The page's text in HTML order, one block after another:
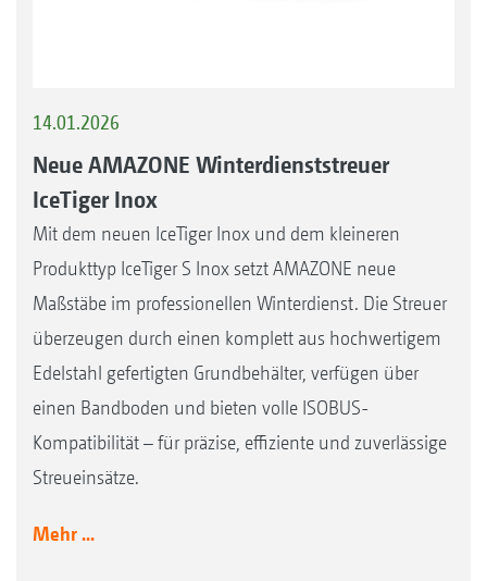
14.01.2026
Neue AMAZONE Winterdienststreuer
IceTiger Inox
Mit dem neuen IceTiger Inox und dem kleineren
Produkttyp IceTiger S Inox setzt AMAZONE neue
Maßstäbe im professionellen Winterdienst. Die Streuer
überzeugen durch einen komplett aus hochwertigem
Edelstahl gefertigten Grundbehälter, verfügen über
einen Bandboden und bieten volle ISOBUS-
Kompatibilität – für präzise, effiziente und zuverlässige
Streueinsätze.
Mehr ...